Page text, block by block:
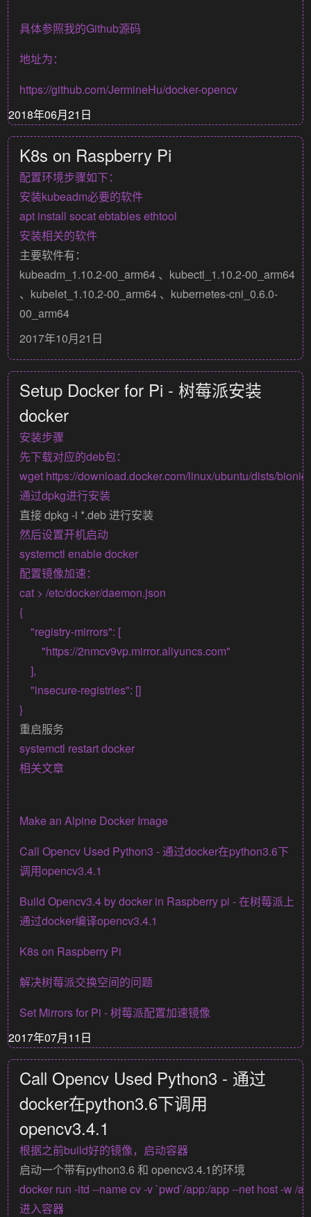
具体参照我的Github源码
地址为：
https://github.com/JermineHu/docker-opencv
2018年06月21日
K8s on Raspberry Pi
配置环境步骤如下：
安装kubeadm必要的软件
安装相关的软件
主要软件有：
kubeadm_1.10.2-00_arm64 、kubectl_1.10.2-00_arm64
、kubelet_1.10.2-00_arm64 、kubernetes-cni_0.6.0-
00_arm64
2017年10月21日
Setup Docker for Pi - 树莓派安装
docker
安装步骤
先下载对应的deb包：
通过dpkg进行安装
直接dpkg -i *.deb进行安装
然后设置开机启动
配置镜像加速：
cat > /etc/docker/daemon.json
{
    "registry-mirrors": [
        "https://2nmcv9vp.mirror.aliyuncs.com"
    ],
    "insecure-registries": []
重启服务
相关文章
Make an Alpine Docker Image
Call Opencv Used Python3 - 通过docker在python3.6下
调用opencv3.4.1
Build Opencv3.4 by docker in Raspberry pi - 在树莓派上
通过docker编译opencv3.4.1
K8s on Raspberry Pi
解决树莓派交换空间的问题
Set Mirrors for Pi - 树莓派配置加速镜像
2017年07月11日
Call Opencv Used Python3 - 通过
docker在python3.6下调用
opencv3.4.1
根据之前build好的镜像，启动容器
启动一个带有python3.6 和 opencv3.4.1的环境
进入容器